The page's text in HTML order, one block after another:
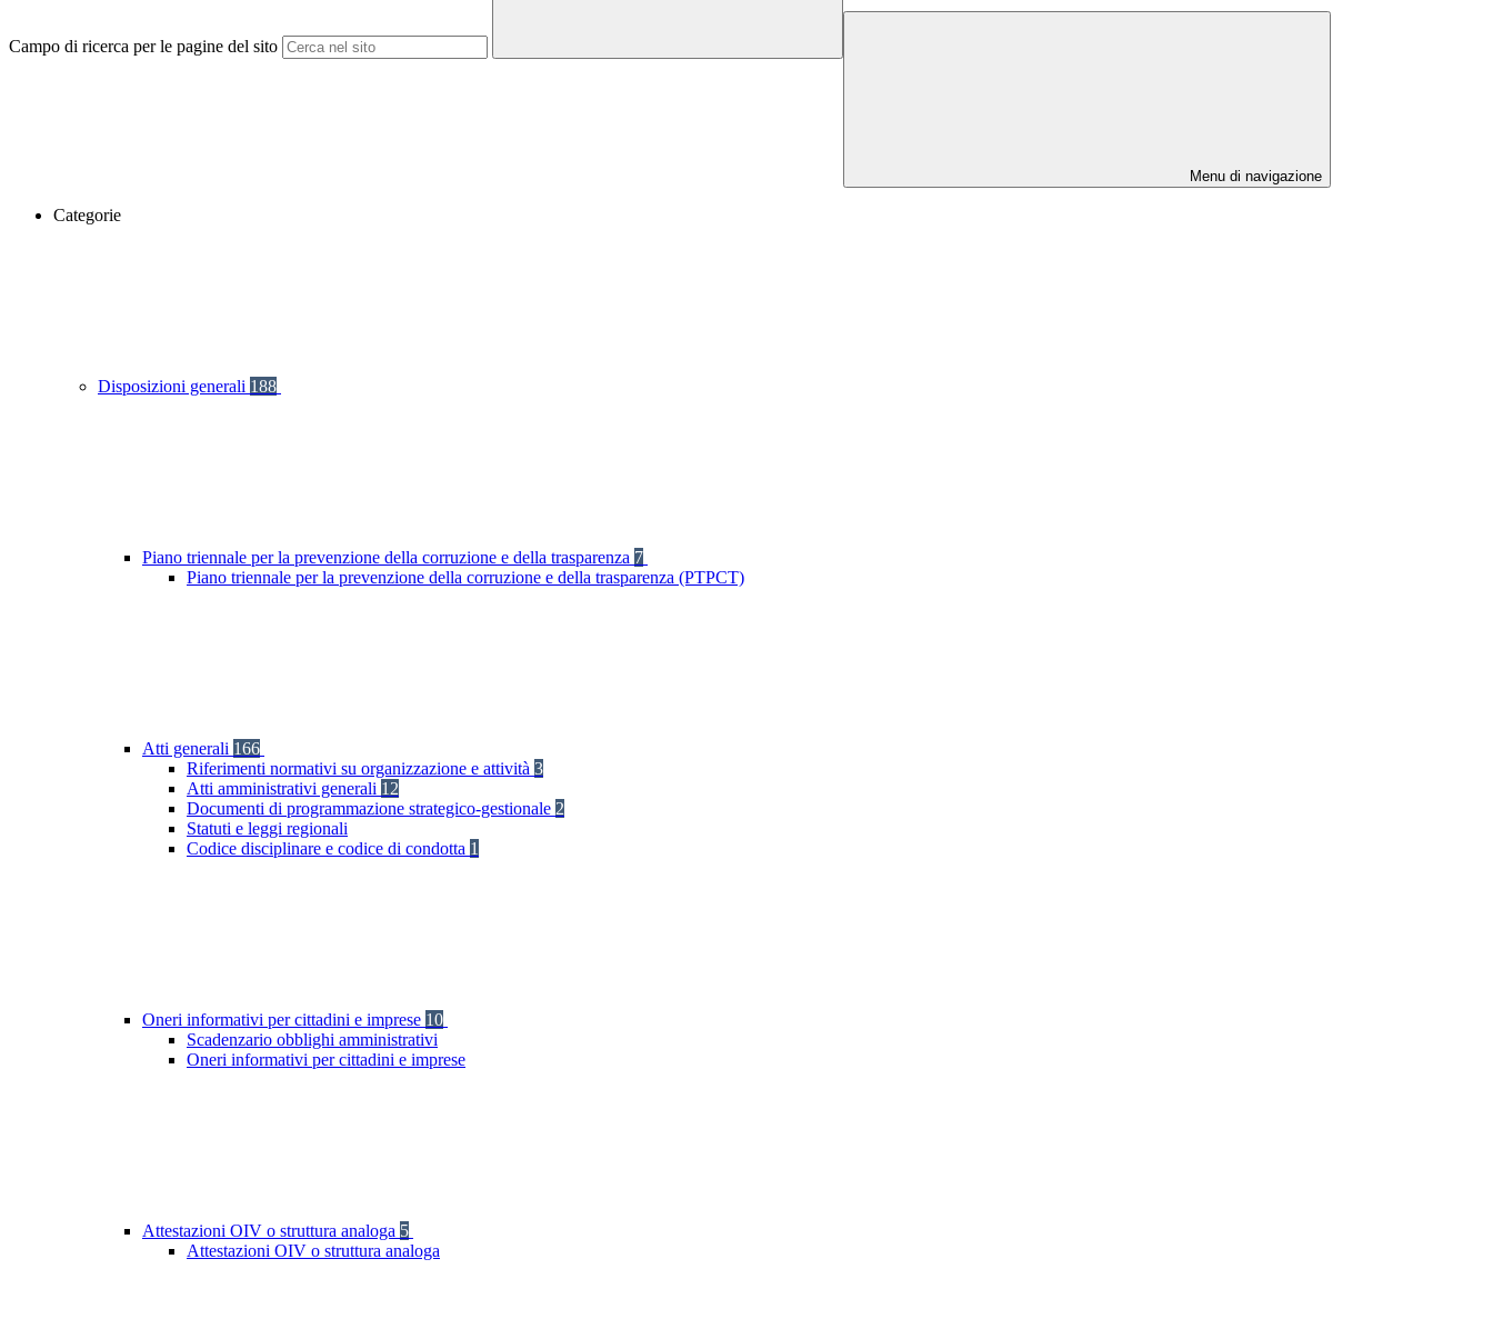
Campo di ricerca per le pagine del sito
Menu di navigazione
Categorie
Disposizioni generali 188
Piano triennale per la prevenzione della corruzione e della trasparenza 7
Piano triennale per la prevenzione della corruzione e della trasparenza (PTPCT)
Atti generali 166
Riferimenti normativi su organizzazione e attività 3
Atti amministrativi generali 12
Documenti di programmazione strategico-gestionale 2
Statuti e leggi regionali
Codice disciplinare e codice di condotta 1
Oneri informativi per cittadini e imprese 10
Scadenzario obblighi amministrativi
Oneri informativi per cittadini e imprese
Attestazioni OIV o struttura analoga 5
Attestazioni OIV o struttura analoga